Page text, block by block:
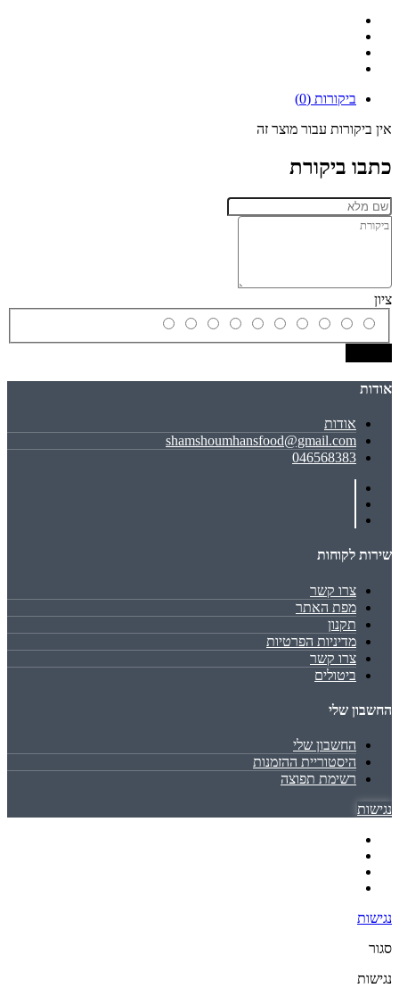
ביקורות (0)
אין ביקורות עבור מוצר זה
כתבו ביקורת
ציון
אודות
אודות
shamshoumhansfood@gmail.com
046568383
שירות לקוחות
צרו קשר
מפת האתר
תקנון
מדיניות הפרטיות
צרו קשר
ביטולים
החשבון שלי
החשבון שלי
היסטוריית ההזמנות
רשימת תפוצה
נגישות
נגישות
סגור
נגישות